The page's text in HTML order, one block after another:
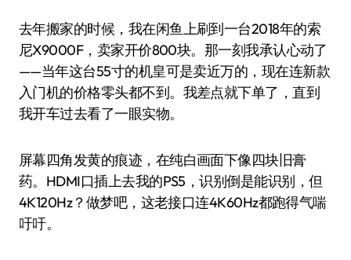
去年搬家的时候，我在闲鱼上刷到一台2018年的索
尼X9000F，卖家开价800块。那一刻我承认心动了
——当年这台55寸的机皇可是卖近万的，现在连新款
入门机的价格零头都不到。我差点就下单了，直到
我开车过去看了一眼实物。
屏幕四角发黄的痕迹，在纯白画面下像四块旧膏
药。HDMI口插上去我的PS5，识别倒是能识别，但
4K120Hz？做梦吧，这老接口连4K60Hz都跑得气喘
吁吁。